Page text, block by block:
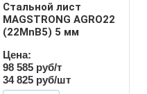
Стальной лист
MAGSTRONG AGRO22
(22MnB5) 5 мм
Цена:
98 585 руб/т
34 825 руб/шт